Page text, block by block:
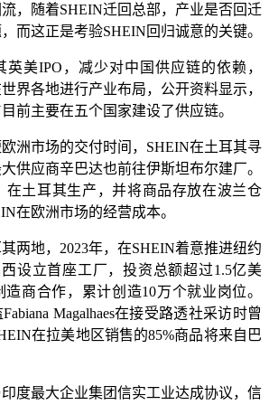
，随着SHEIN迁回总部，产业是否回迁
而这正是考验SHEIN回归诚意的关键。
英美IPO，减少对中国供应链的依赖，
界各地进行产业布局，公开资料显示，
前主要在五个国家建设了供应链。
洲市场的交付时间，SHEIN在土耳其寻
供应商辛巴达也前往伊斯坦布尔建厂。
在土耳其生产，并将商品存放在波兰仓
在欧洲市场的经营成本。
两地，2023年，在SHEIN着意推进纽约
设立首座工厂，投资总额超过1.5亿美
造商合作，累计创造10万个就业岗位。
Magalhaes在接受路透社采访时曾
在拉美地区销售的85%商品将来自巴
度最大企业集团信实工业达成协议，信